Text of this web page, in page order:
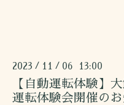
2023 / 11 / 06 13:00
【自動運転体験】
運転体験会開催の